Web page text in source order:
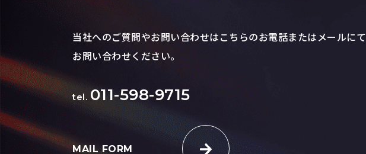
当社へのご質問やお問い合わせはこちらのお電話またはメールにて
お問い合わせください。
tel. 011-598-9715
MAIL FORM